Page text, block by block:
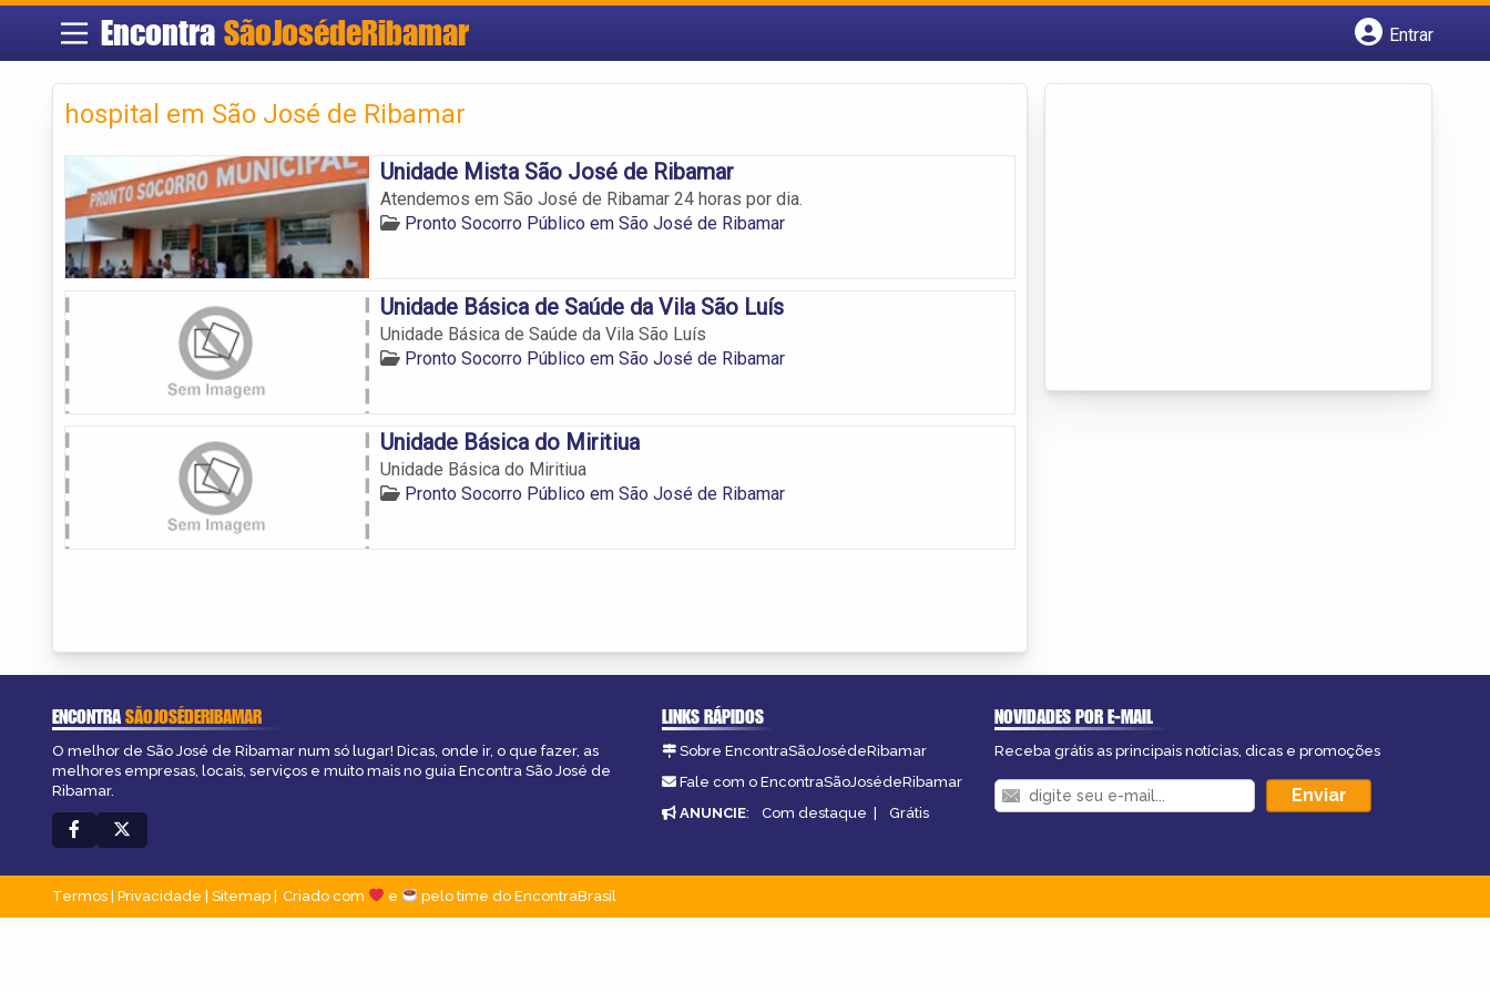
Encontra SãoJosédeRibamar
Entrar
hospital em São José de Ribamar
Unidade Mista São José de Ribamar
Atendemos em São José de Ribamar 24 horas por dia.
Pronto Socorro Público em São José de Ribamar
Unidade Básica de Saúde da Vila São Luís
Unidade Básica de Saúde da Vila São Luís
Pronto Socorro Público em São José de Ribamar
Unidade Básica do Miritiua
Unidade Básica do Miritiua
Pronto Socorro Público em São José de Ribamar
ENCONTRASÃOJOSÉDERIBAMAR
O melhor de São José de Ribamar num só lugar! Dicas, onde ir, o que fazer, as
melhores empresas, locais, serviços e muito mais no guia Encontra São José de
Ribamar.
LINKS RÁPIDOS
Sobre EncontraSãoJosédeRibamar
Fale com o EncontraSãoJosédeRibamar
ANUNCIE: Com destaque | Grátis
NOVIDADES POR E-MAIL
Receba grátis as principais notícias, dicas e promoções
Termos | Privacidade | Sitemap Criado com e pelo time do EncontraBrasil